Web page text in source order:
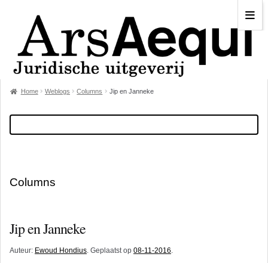
Home Weblogs Columns Jip en Janneke
Columns
Jip en Janneke
Auteur: Ewoud Hondius. Geplaatst op 08-11-2016.